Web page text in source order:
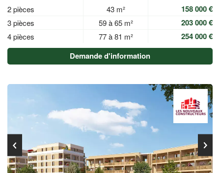
2 pièces 43 m² 158 000 €
3 pièces 59 à 65 m² 203 000 €
4 pièces 77 à 81 m²
254 000 €
Demande d'information